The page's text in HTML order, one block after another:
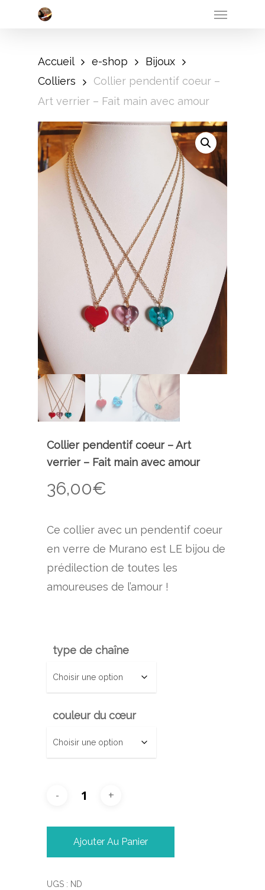
contentAccueil e-shop
Bijoux
Colliers
Collier pendentif coeur –
Art verrier – Fait main avec amour
Collier pendentif coeur – Art
verrier – Fait main avec amour
36,00€
Ce collier avec un pendentif coeur
en verre de Murano est LE bijou de
prédilection de toutes les
amoureuses de l’amour !
type de chaîne
couleur du cœur
Ajouter Au Panier
UGS : ND